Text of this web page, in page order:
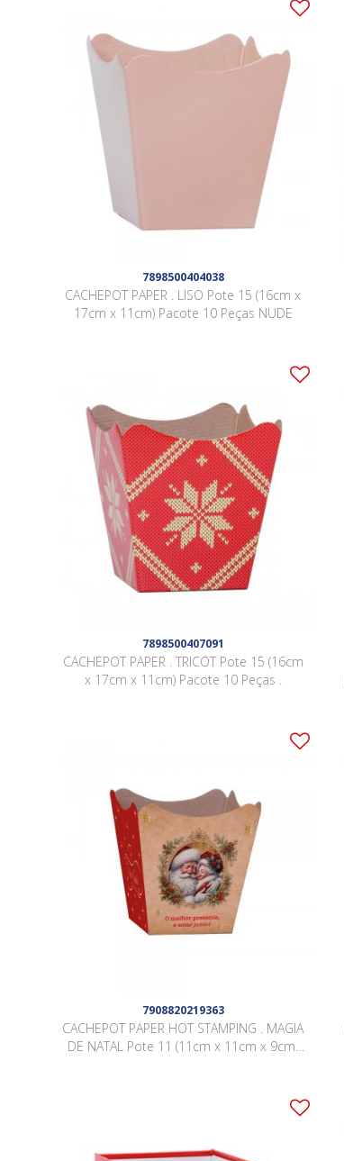
7898500404038
CACHEPOT PAPER . LISO Pote 15 (16cm x
17cm x 11cm) Pacote 10 Peças NUDE
7898500407091
CACHEPOT PAPER . TRICOT Pote 15 (16cm
x 17cm x 11cm) Pacote 10 Peças .
7908820219363
CACHEPOT PAPER HOT STAMPING . MAGIA
DE NATAL Pote 11 (11cm x 11cm x 9cm)